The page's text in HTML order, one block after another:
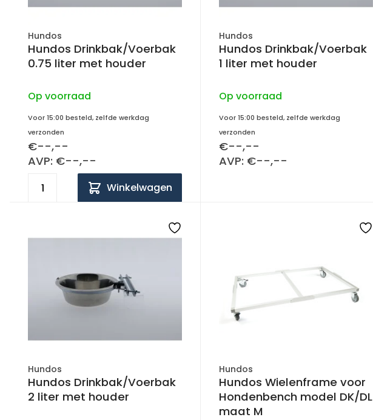
Hundos
Hundos Drinkbak/Voerbak
0.75 liter met houder
Op voorraad
Voor 15:00 besteld, zelfde werkdag
verzonden
€--,--
AVP: €--,--
Winkelwagen
Hundos
Hundos Drinkbak/Voerbak
1 liter met houder
Op voorraad
Voor 15:00 besteld, zelfde werkdag
verzonden
€--,--
AVP: €--,--
Hundos
Hundos Drinkbak/Voerbak
2 liter met houder
Hundos
Hundos Wielenframe voor
Hondenbench model DK/DL
maat M